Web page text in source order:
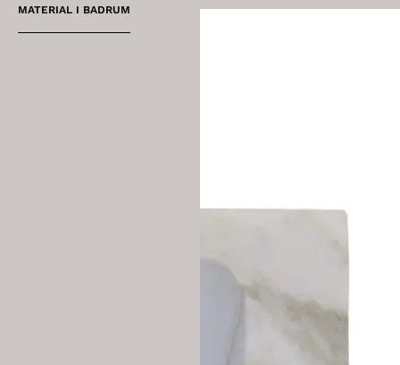
MATERIAL I BADRUM